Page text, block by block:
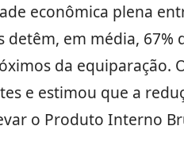
econômica plena
em média, 67%
da equiparação.
e estimou que a
o Produto Interno